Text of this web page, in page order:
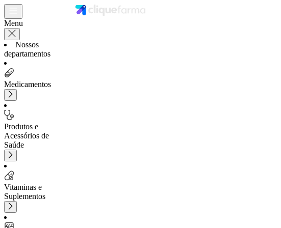
Menu
Nossos
departamentos
Medicamentos
Produtos e
Acessórios de
Saúde
Vitaminas e
Suplementos